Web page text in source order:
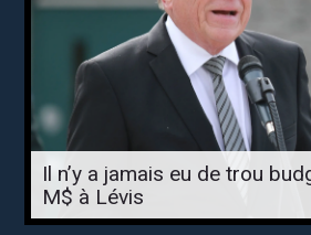
Il n’y a jamais eu de trou
M$ à Lévis